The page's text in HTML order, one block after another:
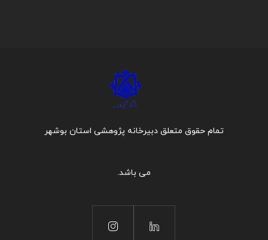
تمام حقوق متعلق دبیرخانه پژوهشی استان بوشهر
می باشد.